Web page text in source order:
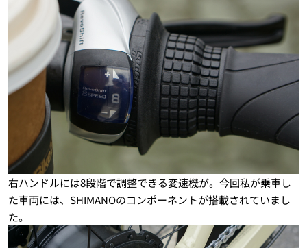
右ハンドルには8段階で調整できる変速機が。今回私が乗車し
た車両には、SHIMANOのコンポーネントが搭載されていまし
た。